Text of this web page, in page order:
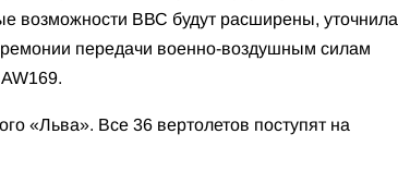
возможности ВВС будут расширены, уточнила
передачи военно-воздушным силам
«Льва». Все 36 вертолетов поступят на